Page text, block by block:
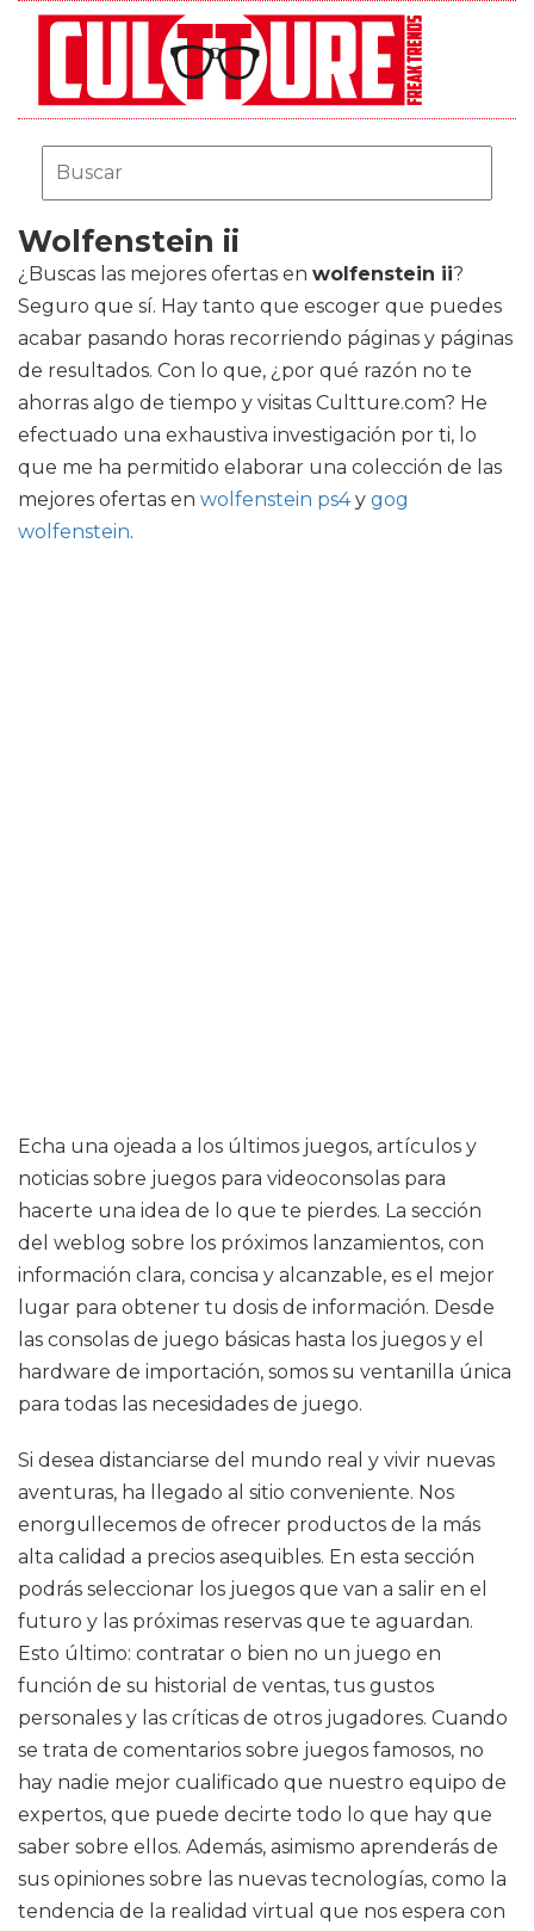
Wolfenstein ii
¿Buscas las mejores ofertas en wolfenstein ii?
Seguro que sí. Hay tanto que escoger que puedes
acabar pasando horas recorriendo páginas y páginas
de resultados. Con lo que, ¿por qué razón no te
ahorras algo de tiempo y visitas Cultture.com? He
efectuado una exhaustiva investigación por ti, lo
que me ha permitido elaborar una colección de las
mejores ofertas en wolfenstein ps4y gog
wolfenstein.
Echa una ojeada a los últimos juegos, artículos y
noticias sobre juegos para videoconsolas para
hacerte una idea de lo que te pierdes. La sección
del weblog sobre los próximos lanzamientos, con
información clara, concisa y alcanzable, es el mejor
lugar para obtener tu dosis de información. Desde
las consolas de juego básicas hasta los juegos y el
hardware de importación, somos su ventanilla única
para todas las necesidades de juego.
Si desea distanciarse del mundo real y vivir nuevas
aventuras, ha llegado al sitio conveniente. Nos
enorgullecemos de ofrecer productos de la más
alta calidad a precios asequibles. En esta sección
podrás seleccionar los juegos que van a salir en el
futuro y las próximas reservas que te aguardan.
Esto último: contratar o bien no un juego en
función de su historial de ventas, tus gustos
personales y las críticas de otros jugadores. Cuando
se trata de comentarios sobre juegos famosos, no
hay nadie mejor cualificado que nuestro equipo de
expertos, que puede decirte todo lo que hay que
saber sobre ellos. Además, asimismo aprenderás de
sus opiniones sobre las nuevas tecnologías, como la
tendencia de la realidad virtual que nos espera con